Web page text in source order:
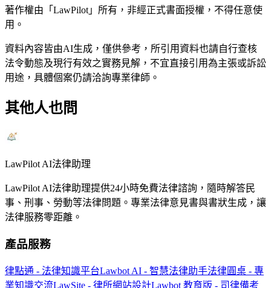
著作權由「LawPilot」所有，非經正式書面授權，不得任意使
用。
資料內容皆由AI生成，僅供參考，所引用資料也請自行查核
法令動態及現行有效之實務見解，不宜直接引用為主張或訴訟
用途，具體個案仍請洽詢專業律師。
其他人也問
LawPilot AI法律助理
LawPilot AI法律助理提供24小時免費法律諮詢，隨時解答民
事、刑事、勞動等法律問題。專業法律意見書與書狀生成，讓
法律服務零距離。
產品服務
律點通 - 法律知識平台Lawbot AI - 智慧法律助手法律圓桌 - 專
業知識交流LawSite - 律所網站設計Lawbot 教育版 - 司律備考